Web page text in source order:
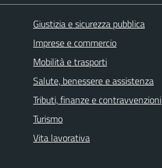
Giustizia e sicurezza pubblica
Imprese e commercio
Mobilità e trasporti
Salute, benessere e assistenza
Tributi, finanze e contravvenzioni
Turismo
Vita lavorativa